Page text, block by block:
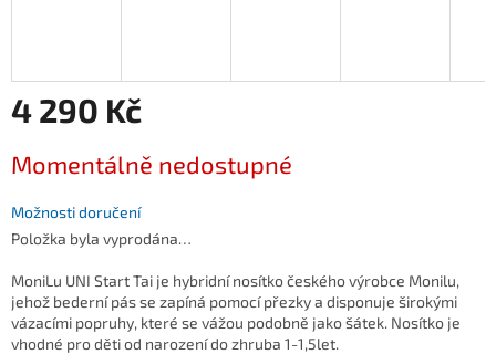
4 290 Kč
cena:
Momentálně nedostupné
Možnosti doručení
Položka byla vyprodána…
MoniLu UNI Start Tai je hybridní nosítko českého výrobce Monilu,
jehož bederní pás se zapíná pomocí přezky a disponuje širokými
vázacími popruhy, které se vážou podobně jako šátek. Nosítko je
vhodné pro děti od narození do zhruba 1-1,5let.